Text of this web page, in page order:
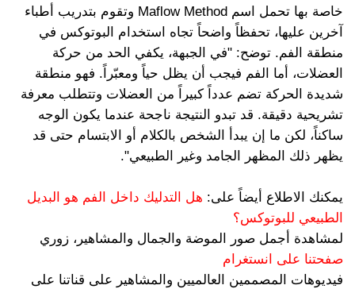
خاصة بها تحمل اسم Maflow Method وتقوم بتدريب أطباء
آخرين عليها، تحفظاً واضحاً تجاه استخدام البوتوكس في
منطقة الفم. توضح: "في الجبهة، يكفي الحد من حركة
العضلات، أما الفم فيجب أن يظل حياً ومعبّراً. فهو منطقة
شديدة الحركة تضم عدداً كبيراً من العضلات وتتطلب معرفة
تشريحية دقيقة. قد تبدو النتيجة ناجحة عندما يكون الوجه
ساكناً، لكن ما إن يبدأ الشخص بالكلام أو الابتسام حتى قد
يظهر ذلك المظهر الجامد وغير الطبيعي".
يمكنك الاطلاع أيضاً على: هل التدليك داخل الفم هو البديل
الطبيعي للبوتوكس؟
لمشاهدة أجمل صور الموضة والجمال والمشاهير، زوري
صفحتنا على انستغرام
فيديوهات المصممين العالميين والمشاهير على قناتنا على